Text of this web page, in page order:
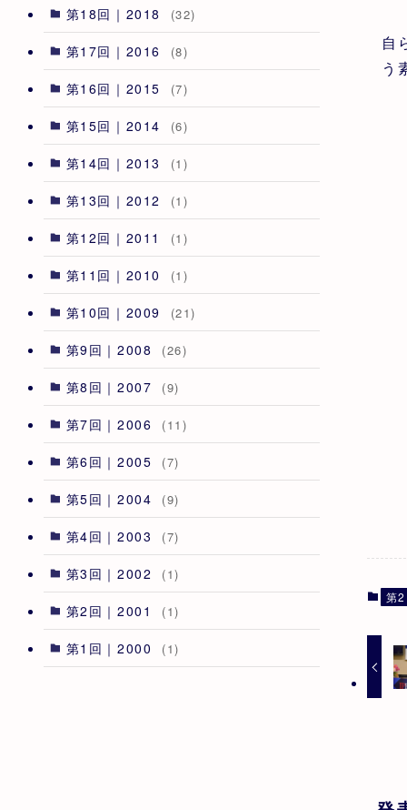
自
う
第
第18回｜2018 (32)
第17回｜2016 (8)
第16回｜2015 (7)
第15回｜2014 (6)
第14回｜2013 (1)
第13回｜2012 (1)
第12回｜2011 (1)
第11回｜2010 (1)
第10回｜2009 (21)
第9回｜2008 (26)
第8回｜2007 (9)
第7回｜2006 (11)
第6回｜2005 (7)
第5回｜2004 (9)
第4回｜2003 (7)
第3回｜2002 (1)
第2回｜2001 (1)
第1回｜2000 (1)